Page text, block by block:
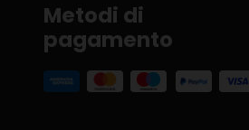
Metodi di
pagamento